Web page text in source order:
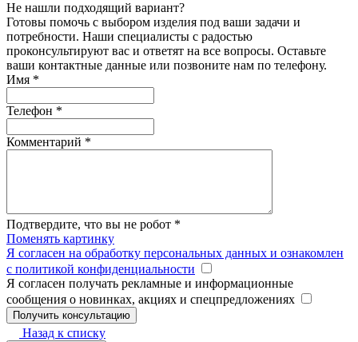
Не нашли подходящий вариант?
Готовы помочь с выбором изделия под ваши задачи и
потребности. Наши специалисты с радостью
проконсультируют вас и ответят на все вопросы. Оставьте
ваши контактные данные или позвоните нам по телефону.
Имя *
Телефон *
Комментарий *
Подтвердите, что вы не робот *
Поменять картинку
Я согласен на обработку персональных данных и ознакомлен
с политикой конфиденциальности
Я согласен получать рекламные и информационные
сообщения о новинках, акциях и спецпредложениях
Назад к списку